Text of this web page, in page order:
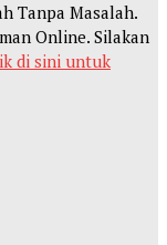
Tanpa Masalah.
Online. Silakan
di sini untuk